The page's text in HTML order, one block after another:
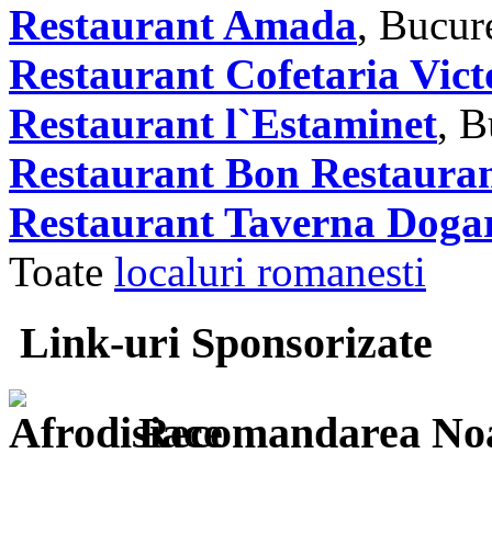
Restaurant Amada,
Restaurant Cofetaria
Restaurant l`Estaminet,
Restaurant Bon
Restaurant Taverna
Toate localuri romanesti
Link-uri Sponsorizate
Recomandarea